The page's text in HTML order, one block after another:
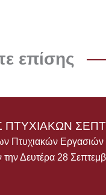
επίσης
ΠΤΥΧΙΑΚΩΝ
Πτυχιακών Εργασιών
Δευτέρα 28